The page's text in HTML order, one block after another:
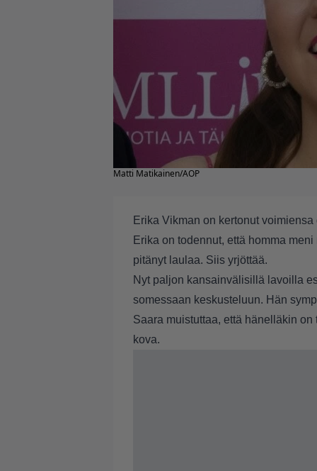
Matti Matikainen/AOP
Erika Vikman on kertonut
Erika on todennut, että homma
pitänyt laulaa. Siis yrjöttää.
Nyt paljon kansainvälisillä lavoilla
somessaan keskusteluun. Hän
Saara muistuttaa, että hänelläkin
kova.